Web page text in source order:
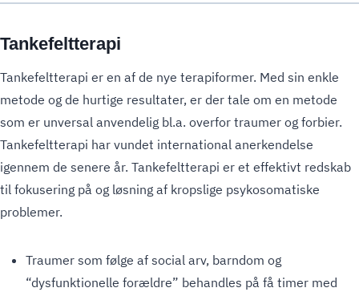
Tankefeltterapi
Tankefeltterapi er en af de nye terapiformer. Med sin enkle
metode og de hurtige resultater, er der tale om en metode
som er unversal anvendelig bl.a. overfor traumer og forbier.
Tankefeltterapi har vundet international anerkendelse
igennem de senere år. Tankefeltterapi er et effektivt redskab
til fokusering på og løsning af kropslige psykosomatiske
problemer.
Traumer som følge af social arv, barndom og
“dysfunktionelle forældre” behandles på få timer med